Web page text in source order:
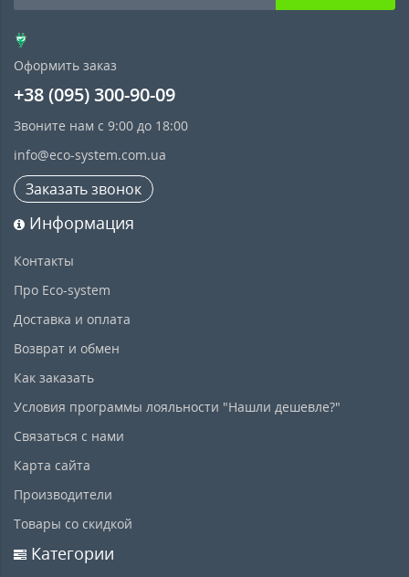
Оформить заказ
+38 (095) 300-90-09
Звоните нам с 9:00 до 18:00
info@eco-system.com.ua
Заказать звонок
Информация
Контакты
Про Eco-system
Доставка и оплата
Возврат и обмен
Как заказать
Условия программы лояльности "Нашли дешевле?"
Связаться с нами
Карта сайта
Производители
Товары со скидкой
Категории